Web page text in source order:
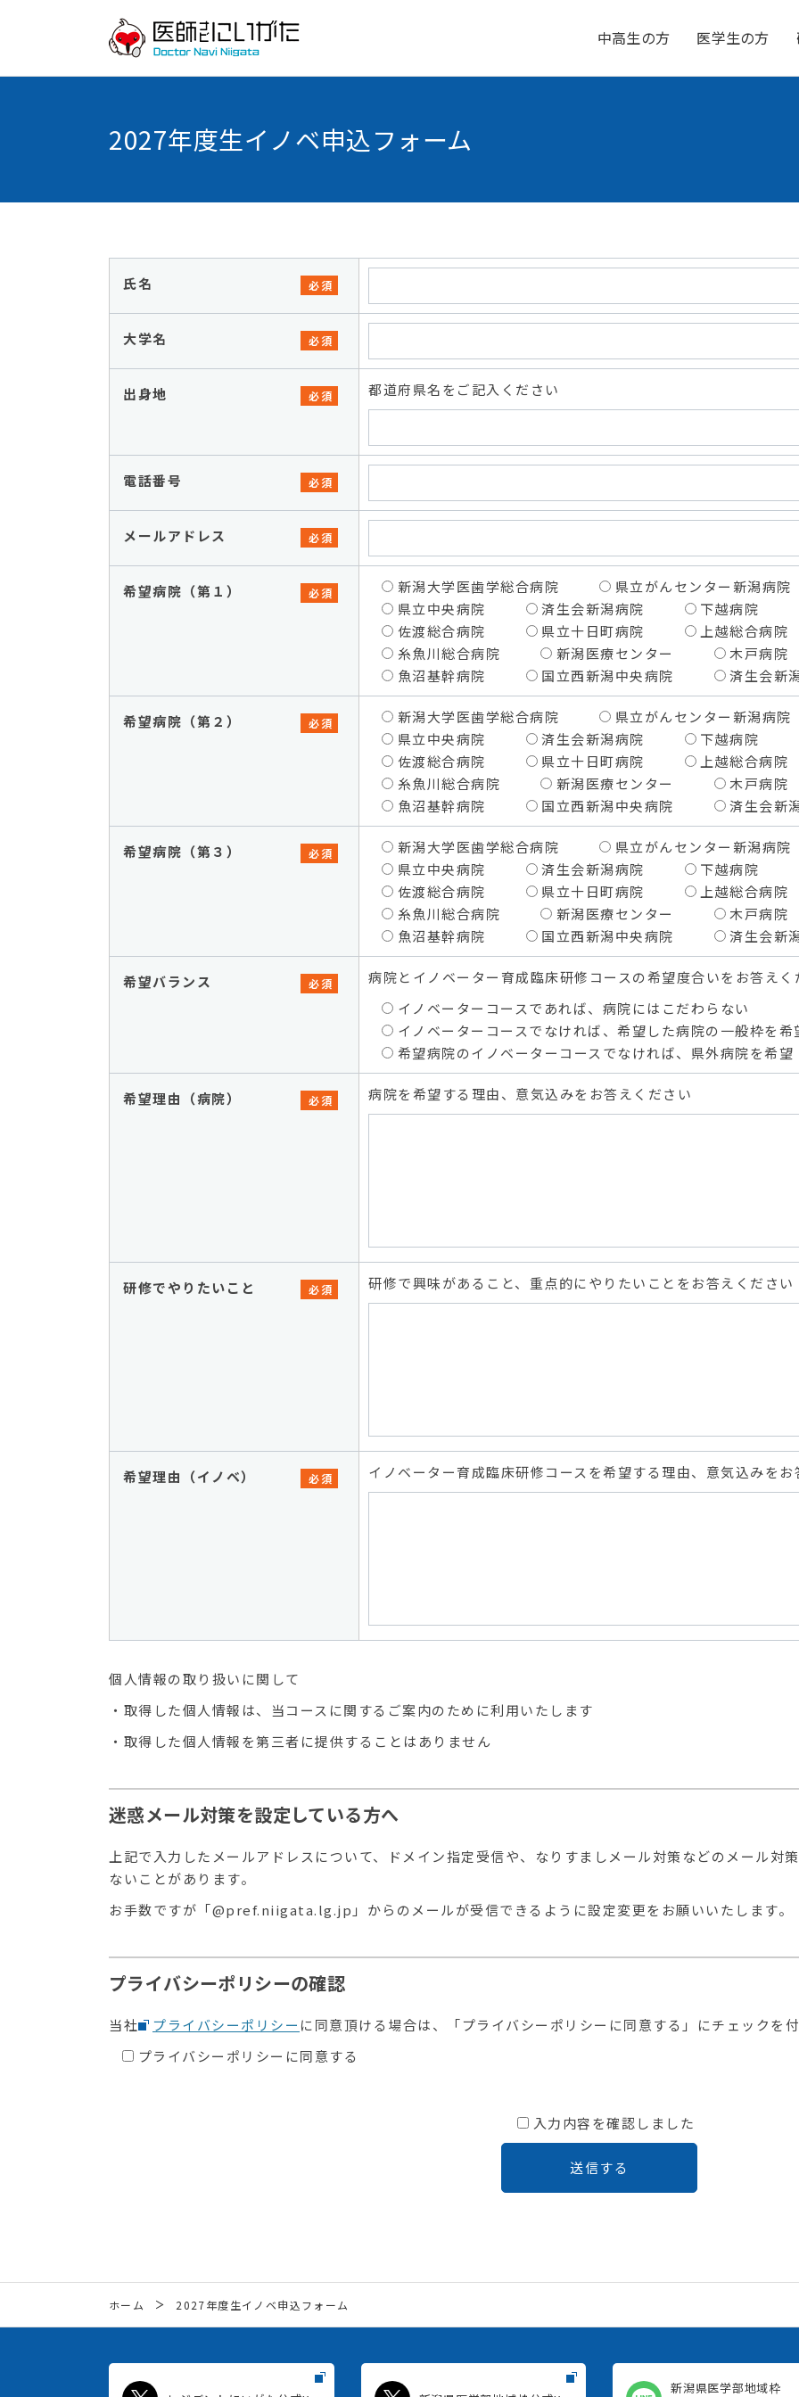
中高生の方 医学生の方
2027年度生イノベ申込フォーム
氏名 必須
大学名 必須
出身地 必須 都道府県名をご記入ください
電話番号 必須
メールアドレス 必須
希望病院（第１） 必須 新潟大学医歯学総合病院 県立がんセンター新潟病院
県立中央病院
済生会新潟病院 下越病院
佐渡総合病院
県立十日町病院 上越総合病院
糸魚川総合病院
新潟医療センター 木戸病院
魚沼基幹病院
国立西新潟中央病院 済生会新
希望病院（第２） 必須 新潟大学医歯学総合病院 県立がんセンター新潟病院
県立中央病院
済生会新潟病院 下越病院
佐渡総合病院
県立十日町病院 上越総合病院
糸魚川総合病院
新潟医療センター 木戸病院
魚沼基幹病院
国立西新潟中央病院 済生会新
希望病院（第３） 必須 新潟大学医歯学総合病院 県立がんセンター新潟病院
県立中央病院
済生会新潟病院 下越病院
佐渡総合病院
県立十日町病院 上越総合病院
糸魚川総合病院
新潟医療センター 木戸病院
魚沼基幹病院
国立西新潟中央病院 済生会新
希望バランス 必須
病院とイノベーター育成臨床研修コースの希望度合いをお答えく
イノベーターコースであれば、病院にはこだわらない
イノベーターコースでなければ、希望した病院の一般枠を希
希望病院のイノベーターコースでなければ、県外病院を希望
希望理由（病院） 必須 病院を希望する理由、意気込みをお答えください
研修でやりたいこと 必須 研修で興味があること、重点的にやりたいことをお答えください
希望理由（イノベ） 必須 イノベーター育成臨床研修コースを希望する理由、意気込みをお
個人情報の取り扱いに関して
・取得した個人情報は、当コースに関するご案内のために利用いたします
・取得した個人情報を第三者に提供することはありません
迷惑メール対策を設定している方へ
上記で入力したメールアドレスについて、ドメイン指定受信や、なりすましメール対策などのメール対
ないことがあります。
お手数ですが「@pref.niigata.lg.jp」からのメールが受信できるように設定変更をお願いいたします。
プライバシーポリシーの確認
当社 プライバシーポリシー に同意頂ける場合は、「プライバシーポリシーに同意する」にチェックを付
プライバシーポリシーに同意する
入力内容を確認しました
ホーム 2027年度生イノベ申込フォーム
新潟県医学部地域枠